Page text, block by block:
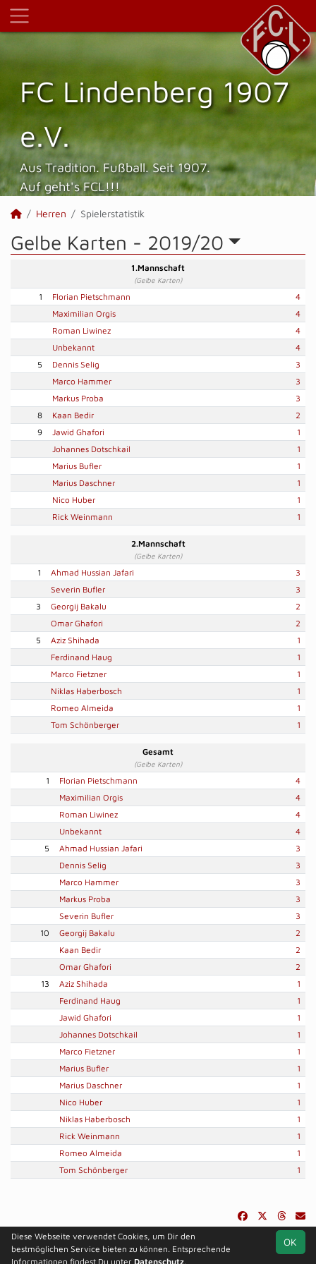
FC Lindenberg 1907
e.V.
Aus Tradition. Fußball. Seit 1907.
Auf geht's FCL!!!
Herren Spielerstatistik
Gelbe Karten - 2019/20
1.Mannschaft
(Gelbe Karten)
1 Florian Pietschmann
4
Maximilian Orgis
4
Roman Liwinez
4
Unbekannt
4
5
Dennis Selig
3
Marco Hammer
3
Markus Proba
3
8
Kaan Bedir
2
9
Jawid Ghafori
1
Johannes Dotschkail
1
Marius Bufler
1
Marius Daschner
1
Nico Huber
1
Rick Weinmann
1
2.Mannschaft
(Gelbe Karten)
1 Ahmad Hussian Jafari
3
Severin Bufler
3
3
Georgij Bakalu
2
Omar Ghafori
2
5
Aziz Shihada
1
Ferdinand Haug
1
Marco Fietzner
1
Niklas Haberbosch
1
Romeo Almeida
1
Tom Schönberger
1
Gesamt
(Gelbe Karten)
1 Florian Pietschmann
4
Maximilian Orgis
4
Roman Liwinez
4
Unbekannt
4
5
Ahmad Hussian Jafari
3
Dennis Selig
3
Marco Hammer
3
Markus Proba
3
Severin Bufler
3
10
Georgij Bakalu
2
Kaan Bedir
2
Omar Ghafori
2
13
Aziz Shihada
1
Ferdinand Haug
1
Jawid Ghafori
1
Johannes Dotschkail
1
Marco Fietzner
1
Marius Bufler
1
Marius Daschner
1
Nico Huber
1
Niklas Haberbosch
1
Rick Weinmann
1
Romeo Almeida
1
Tom Schönberger
1
soccero.de
© 2006 - 2026
OK
Diese Webseite verwendet Cookies, um Dir den
bestmöglichen Service bieten zu können. Entsprechende
Informationen findest Du unter Datenschutz.